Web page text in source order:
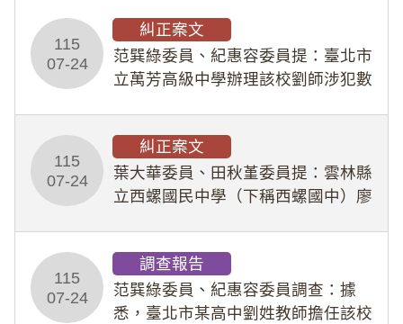
人員保障法」及「職業安全衛生法」
所定維護公務人員
115
07-24
糾正案文
范巽綠委員、紀惠容委員提：臺北市
立萬芳高級中學辦理該校劉師涉犯數
業把關與糾錯功能，不僅首份調查報
告漏未審酌師生不
115
07-24
糾正案文
葉大華委員、田秋堇委員提：雲林縣
立西螺國民中學（下稱西螺國中）廖
教羽球隊學生等行為，歷經該校校園
事件處理會議（下
115
07-24
調查報告
范巽綠委員、紀惠容委員調查：據
悉，臺北市某高中劉姓教師擔任該校